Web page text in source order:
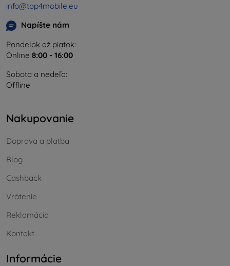
info@top4mobile.eu
Napíšte nám
Pondelok až piatok:
Online 8:00 - 16:00
Sobota a nedeľa:
Offline
Nakupovanie
Doprava a platba
Blog
Cashback
Vrátenie
Reklamácia
Kontakt
Informácie